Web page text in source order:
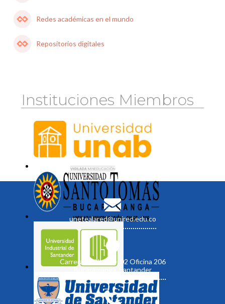
Redes académicas en el mundo
Repositorios digitales
Instituciones Miembros
unetealared@unired.edu.co
Carrera 19 No. 35 - 02 Oficina 206
Bucaramanga, Santander